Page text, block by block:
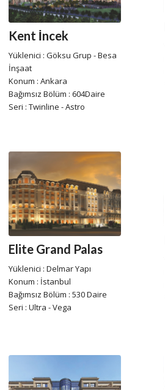
Kent İncek
Yüklenici : Göksu Grup - Besa
İnşaat
Konum : Ankara
Bağımsız Bölüm : 604Daire
Seri : Twinline - Astro
Elite Grand Palas
Yüklenici : Delmar Yapı
Konum : İstanbul
Bağımsız Bölüm : 530 Daire
Seri : Ultra - Vega